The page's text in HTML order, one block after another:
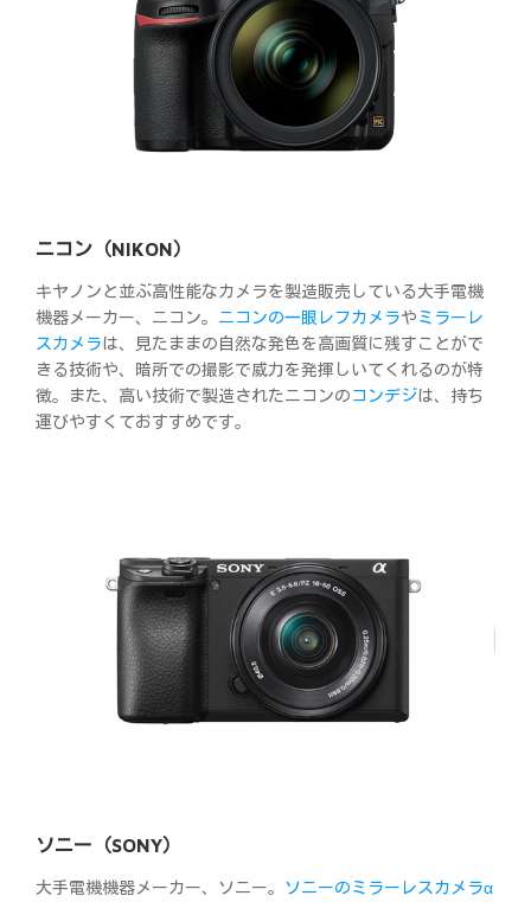
ニコン（NIKON）
キヤノンと並ぶ高性能なカメラを製造販売している大手電機
機器メーカー、ニコン。 ニコンの一眼レフカメラやミラーレ
スカメラは、見たままの自然な発色を高画質に残すことがで
きる技術や、暗所での撮影で威力を発揮しいてくれるのが特
徴。また、高い技術で製造されたニコンのコンデジは、持ち
運びやすくておすすめです。
ソニー（SONY）
大手電機機器メーカー、ソニー。 ソニーのミラーレスカメラα